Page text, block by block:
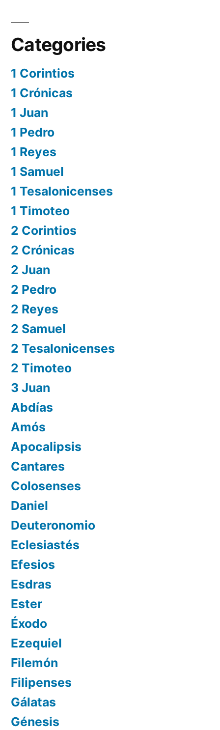
Categories
1 Corintios
1 Crónicas
1 Juan
1 Pedro
1 Reyes
1 Samuel
1 Tesalonicenses
1 Timoteo
2 Corintios
2 Crónicas
2 Juan
2 Pedro
2 Reyes
2 Samuel
2 Tesalonicenses
2 Timoteo
3 Juan
Abdías
Amós
Apocalipsis
Cantares
Colosenses
Daniel
Deuteronomio
Eclesiastés
Efesios
Esdras
Ester
Éxodo
Ezequiel
Filemón
Filipenses
Gálatas
Génesis